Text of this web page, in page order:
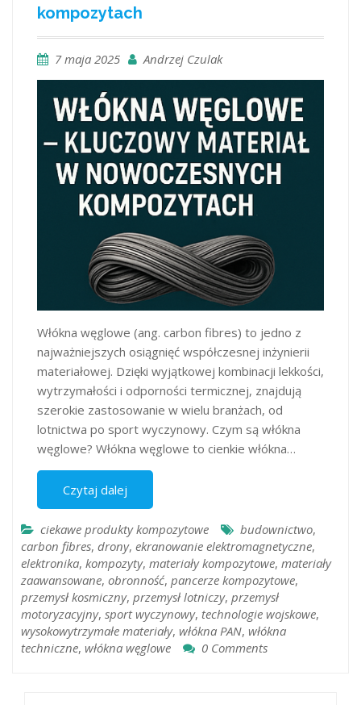
kompozytach
7 maja 2025 Andrzej Czulak
Włókna węglowe (ang. carbon fibres) to jedno z
najważniejszych osiągnięć współczesnej inżynierii
materiałowej. Dzięki wyjątkowej kombinacji lekkości,
wytrzymałości i odporności termicznej, znajdują
szerokie zastosowanie w wielu branżach, od
lotnictwa po sport wyczynowy.​ Czym są włókna
węglowe? Włókna węglowe to cienkie włókna…
Czytaj dalej
ciekawe produkty kompozytowe budownictwo,
carbon fibres, drony, ekranowanie elektromagnetyczne,
elektronika, kompozyty, materiały kompozytowe, materiały
zaawansowane, obronność, pancerze kompozytowe,
przemysł kosmiczny, przemysł lotniczy, przemysł
motoryzacyjny, sport wyczynowy, technologie wojskowe,
wysokowytrzymałe materiały, włókna PAN, włókna
techniczne, włókna węglowe 0 Comments